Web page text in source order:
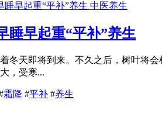
中医养生
睡早起重“平补”养生
冬天即将到来。不久之后，树叶将
，受寒...
霜降 #平补 #养生